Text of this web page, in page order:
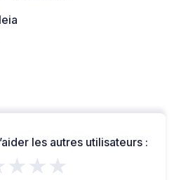
les autres utilisateurs :